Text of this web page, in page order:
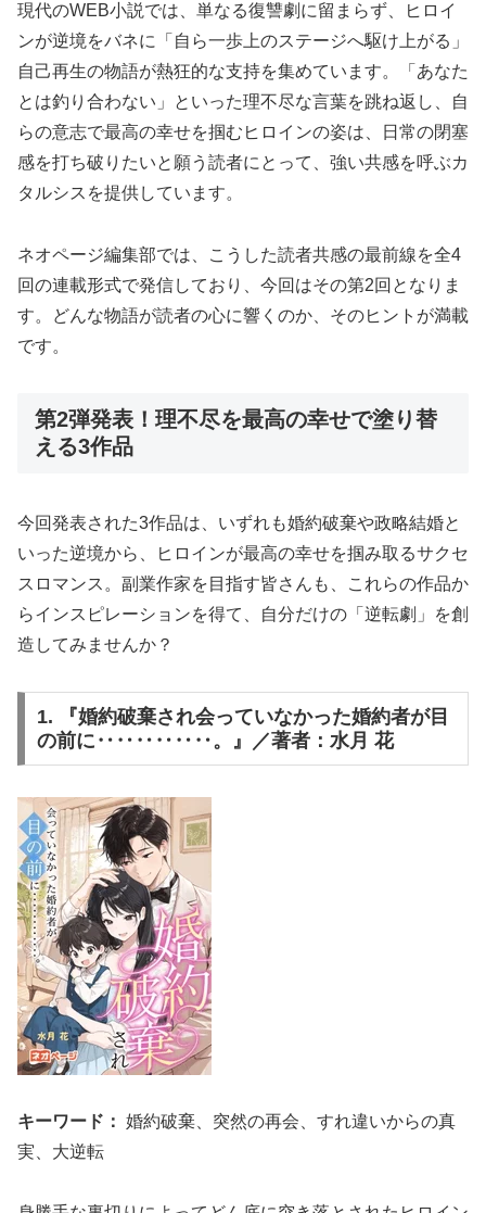
現代のWEB小説では、単なる復讐劇に留まらず、ヒロイ
ンが逆境をバネに「自ら一歩上のステージへ駆け上がる」
自己再生の物語が熱狂的な支持を集めています。「あなた
とは釣り合わない」といった理不尽な言葉を跳ね返し、自
らの意志で最高の幸せを掴むヒロインの姿は、日常の閉塞
感を打ち破りたいと願う読者にとって、強い共感を呼ぶカ
タルシスを提供しています。
ネオページ編集部では、こうした読者共感の最前線を全4
回の連載形式で発信しており、今回はその第2回となりま
す。どんな物語が読者の心に響くのか、そのヒントが満載
です。
第2弾発表！理不尽を最高の幸せで塗り替
える3作品
今回発表された3作品は、いずれも婚約破棄や政略結婚と
いった逆境から、ヒロインが最高の幸せを掴み取るサクセ
スロマンス。副業作家を目指す皆さんも、これらの作品か
らインスピレーションを得て、自分だけの「逆転劇」を創
造してみませんか？
1. 『婚約破棄され会っていなかった婚約者が目
の前に‥‥‥‥‥‥。』／著者：水月 花
キーワード： 婚約破棄、突然の再会、すれ違いからの真
実、大逆転